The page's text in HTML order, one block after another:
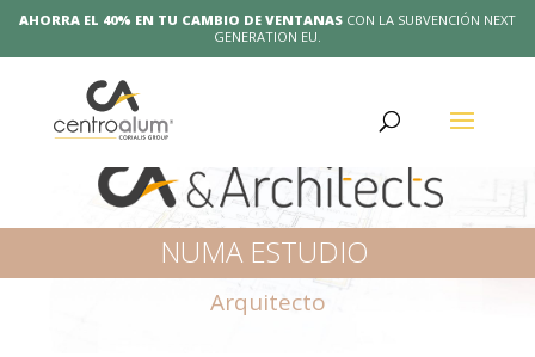
AHORRA EL 40% EN TU CAMBIO DE VENTANAS CON LA SUBVENCIÓN NEXT
GENERATION EU.
NUMA ESTUDIO
Arquitecto